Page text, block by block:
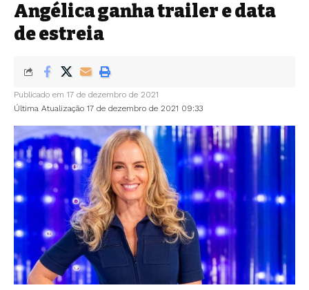
Angélica ganha trailer e data
de estreia
Última Atualização 17 de dezembro de 2021 09:33
Publicado em 17 de dezembro de 2021